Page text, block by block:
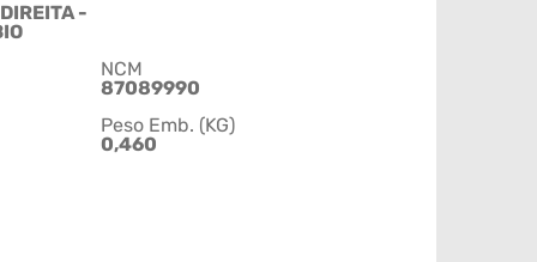
-
NCM
87089990
Peso Emb. (KG)
0,460